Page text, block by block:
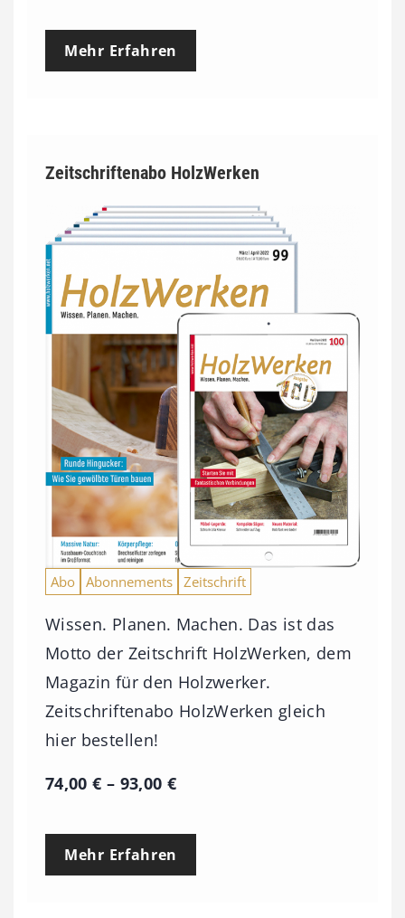
Mehr Erfahren
Zeitschriftenabo HolzWerken
Abo Abonnements Zeitschrift
Wissen. Planen. Machen. Das ist das
Motto der Zeitschrift HolzWerken, dem
Magazin für den Holzwerker.
Zeitschriftenabo HolzWerken gleich
hier bestellen!
74,00€ – 93,00 €P
e
Mehr Erfahren